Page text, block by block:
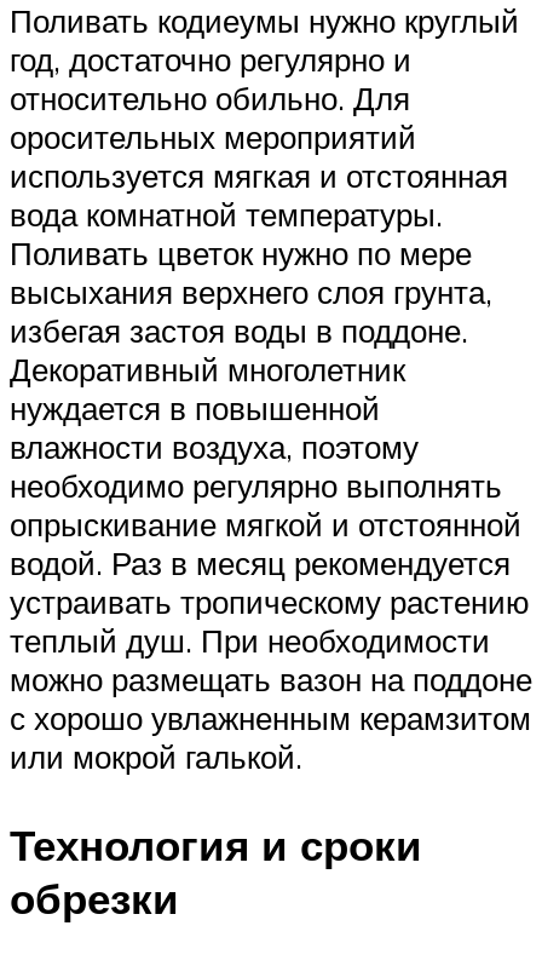
Поливать кодиеумы нужно круглый
год, достаточно регулярно и
относительно обильно. Для
оросительных мероприятий
используется мягкая и отстоянная
вода комнатной температуры.
Поливать цветок нужно по мере
высыхания верхнего слоя грунта,
избегая застоя воды в поддоне.
Декоративный многолетник
нуждается в повышенной
влажности воздуха, поэтому
необходимо регулярно выполнять
опрыскивание мягкой и отстоянной
водой. Раз в месяц рекомендуется
устраивать тропическому растению
теплый душ. При необходимости
можно размещать вазон на поддоне
с хорошо увлажненным керамзитом
или мокрой галькой.
Технология и сроки
обрезки